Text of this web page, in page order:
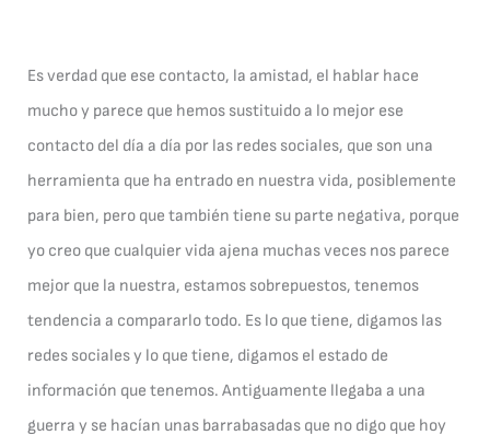
Es verdad que ese contacto, la amistad, el hablar hace
mucho y parece que hemos sustituido a lo mejor ese
contacto del día a día por las redes sociales, que son una
herramienta que ha entrado en nuestra vida, posiblemente
para bien, pero que también tiene su parte negativa, porque
yo creo que cualquier vida ajena muchas veces nos parece
mejor que la nuestra, estamos sobrepuestos, tenemos
tendencia a compararlo todo. Es lo que tiene, digamos las
redes sociales y lo que tiene, digamos el estado de
información que tenemos. Antiguamente llegaba a una
guerra y se hacían unas barrabasadas que no digo que hoy